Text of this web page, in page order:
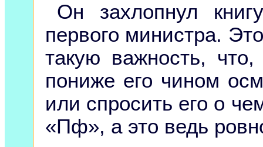
Он захлопнул
первого министра.
такую важность,
пониже его чином
или спросить его о
«Пф», а это ведь